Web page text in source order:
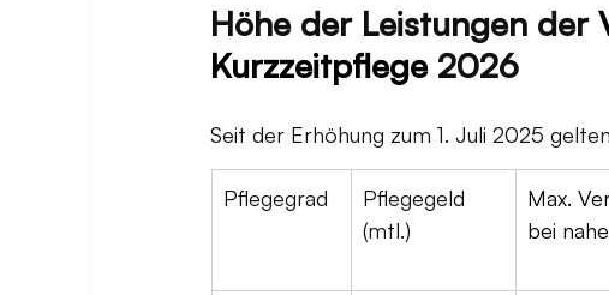
Höhe der Leistungen der
Kurzzeitpflege 2026
Seit der Erhöhung zum 1. Juli 2025
Pflegegrad
Pflegegeld
(mtl.)
Max.
bei